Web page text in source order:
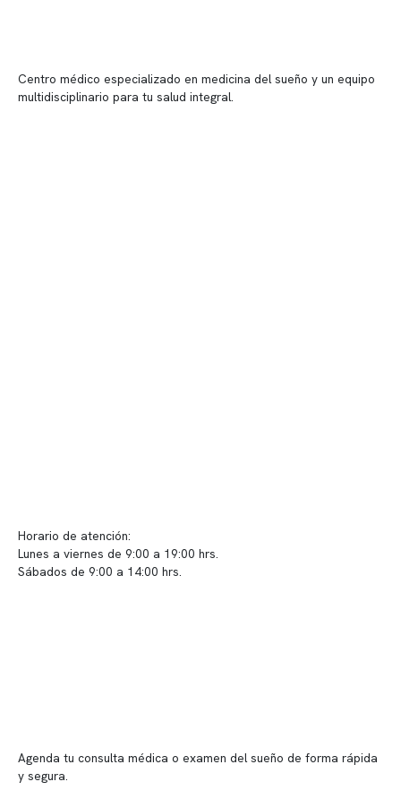
Centro médico especializado en medicina del sueño y un equipo
multidisciplinario para tu salud integral.
Horario de atención:
Lunes a viernes de 9:00 a 19:00 hrs.
Sábados de 9:00 a 14:00 hrs.
Agenda tu consulta médica o examen del sueño de forma rápida
y segura.